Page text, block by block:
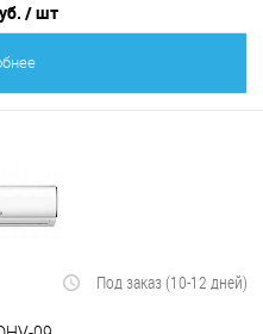
/ шт
Под заказ (10-12 дней)